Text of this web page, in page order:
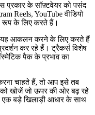
प्रकार के सॉफ़्टवेयर को पसंद
Reels, YouTube वीडियो
रूप के लिए करते हैं।
यह आकलन करने के लिए करते हैं
कर रहे हैं। ट्रैकर्स विशेष
पैक के प्रभाव का
चाहते हैं, तो आप इसे तब
को खोजें जो ऊपर की ओर बढ़ रहे
एक बड़े खिलाड़ी आधार के साथ